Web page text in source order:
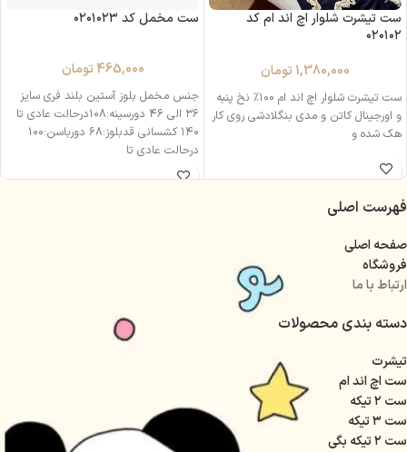
ست تیشرت شلوار اچ اند ام کد
۰۲۰۱۰۲
1,380,000 تومان
ست تیشرت شلوار اچ اند ام ۱۰۰٪ نخ پنبه
و اورجینال کاتن و مدی بنگلادشی روی کار
هک‌ شده و
ست مخمل کد ۰۲۰۱۰۲۳
465,000 تومان
جنس مخمل بلوز آستین بلند فری سایز
۳۶ الی ۴۶ دورسینه:۱۰۸درحالت عادی تا
۱۴۰ کشسانی قدبلوز:۶۸ دورباسن:۱۰۰
درحالت عادی تا
فهرست اصلی
صفحه اصلی
فروشگاه
ارتباط با ما
دسته بندی محصولات
تیشرت
ست اچ اند ام
ست ۲ تیکه
ست ۳ تیکه
ست ۲ تیکه بگی